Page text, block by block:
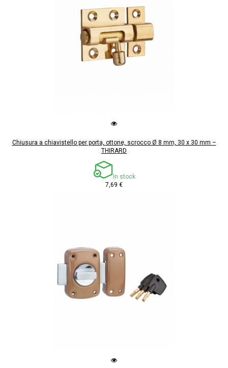
Chiusura a chiavistello per porta, ottone, scrocco Ø 8 mm, 30 x 30 mm –
THIRARD
In stock
7,69 €